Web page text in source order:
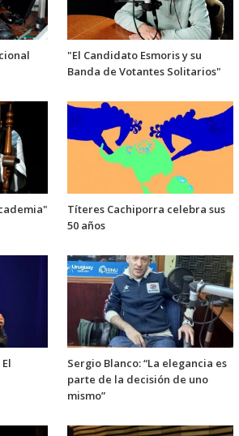
"El Candidato Esmoris y su
Banda de Votantes Solitarios"
Títeres Cachiporra celebra sus
50 años
Sergio Blanco: “La elegancia es
parte de la decisión de uno
mismo”